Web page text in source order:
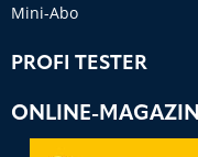
Mini-Abo
PROFI TESTER
ONLINE-MAGAZIN